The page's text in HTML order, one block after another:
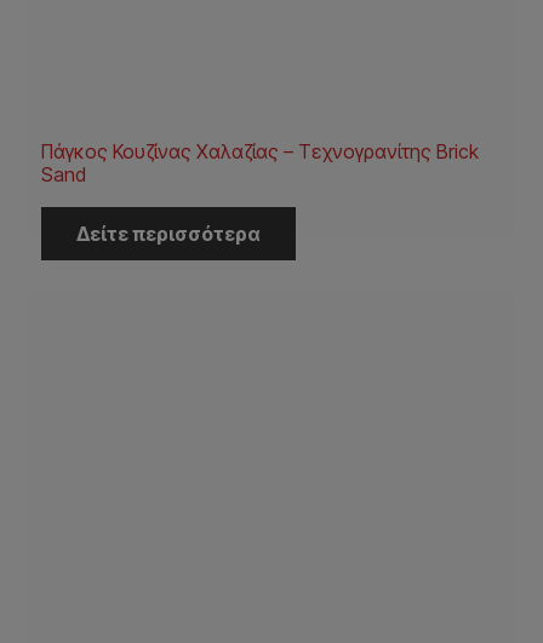
Πάγκος Κουζίνας Χαλαζίας – Τεχνογρανίτης Brick
Sand
Δείτε περισσότερα